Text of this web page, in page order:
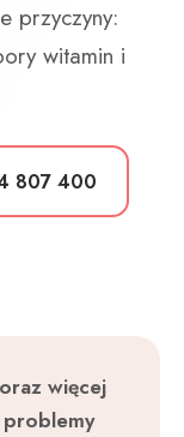
przyczyny:
witamin i
807 400
więcej